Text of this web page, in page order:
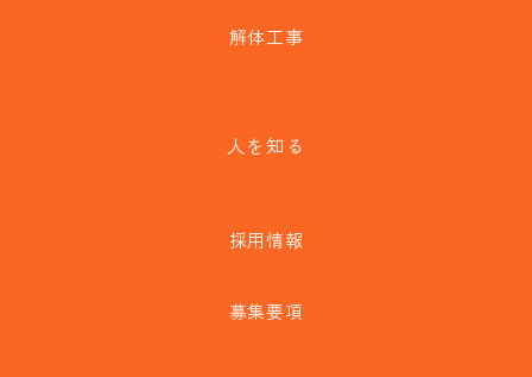
解体工事
人を知る
採用情報
募集要項